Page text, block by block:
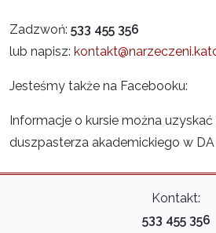
Zadzwoń: 533 455 356
lub napisz:
Jesteśmy także na Facebooku:
Informacje o kursie można uzyskać
duszpasterza akademickiego w
Kontakt:
533 455 356